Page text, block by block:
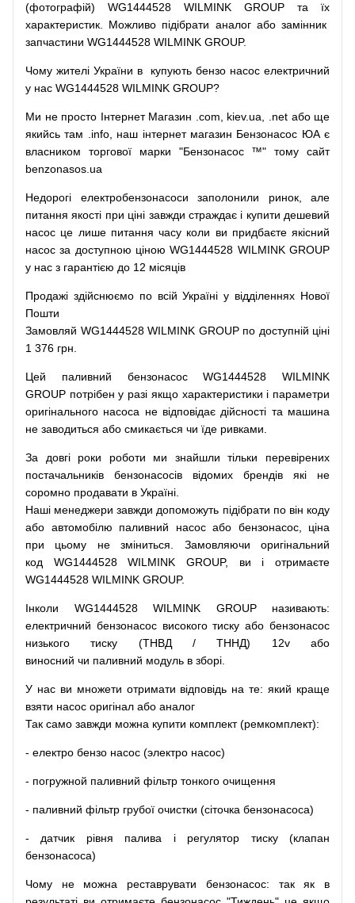
(фотографій) WG1444528 WILMINK GROUP та їх
характеристик. Можливо підібрати аналог або замінник
запчастини WG1444528 WILMINK GROUP.
Чому жителі України в купують бензо насос електричний
у нас WG1444528 WILMINK GROUP?
Ми не просто Інтернет Магазин .com kiev.ua .net або ще
якийсь там .info, наш інтернет магазин Бензонасос ЮА є
власником
торгової марки "Бензонасос ™" тому
сайт
benzonasos.ua
Недорогі електробензонасоси заполонили ринок,
але
питання якості при ціні завжди страждає і купити дешевий
насос це лише питання часу коли ви придбаєте якісний
насос за доступною ціною WG1444528 WILMINK GROUP
у нас з гарантією до 12 місяців
Продажі здійснюємо по всій Україні у відділеннях Нової
Пошти
Замовляй WG1444528 WILMINK GROUP по доступній ціні
1 376 грн.
Цей паливний бензонасосWG1444528 WILMINK
GROUP потрібен у разі якщо характеристики і параметри
оригінального насоса не відповідає дійсності та машина
не заводиться або смикається чи їде ривками
За довгі роки роботи ми знайшли тільки
перевірених
постачальників
бензонасосів відомих брендів які
не
соромно продавати в Україні.
Наші менеджери завжди допоможуть підібрати по він коду
або автомобілю паливний насос або бензонасос,
ціна
при
цьому не зміниться Замовляючи
оригінальний
код WG1444528 WILMINK GROUP, ви і отримаєте
WG1444528 WILMINK GROUP.
Інколи WG1444528 WILMINK GROUP називають:
електричний бензонасос високого тиску або бензонасос
низького
тиску (ТНВД / ТННД) 12v
або
виносний чи паливний модуль в зборі
У нас ви множети отримати відповідь на те: який краще
взяти насос оригінал або аналог
Так само завжди можна купити комплект (ремкомплект):
- електро бензо насос (электро насос)
- погружной паливний фільтр тонкого очищення
- паливний фільтр грубої очистки (сіточка бензонасоса)
- датчик рівня палива і регулятор тиску (клапан
бензонасоса)
Чому не можна реставрувати бензонасос: так як
в